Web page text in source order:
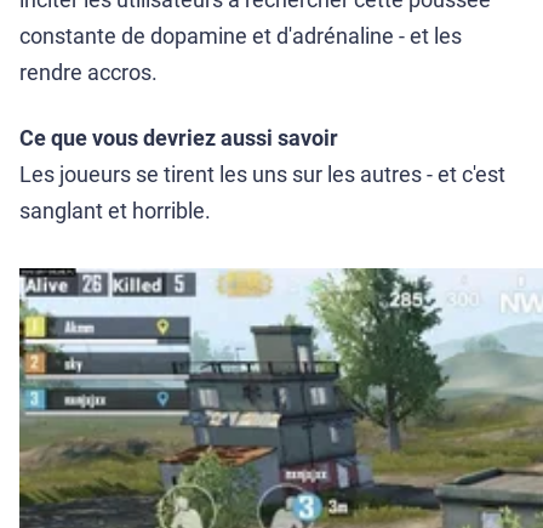
constante de dopamine et d'adrénaline - et les
rendre accros.
Ce que vous devriez aussi savoir
Les joueurs se tirent les uns sur les autres - et c'est
sanglant et horrible.